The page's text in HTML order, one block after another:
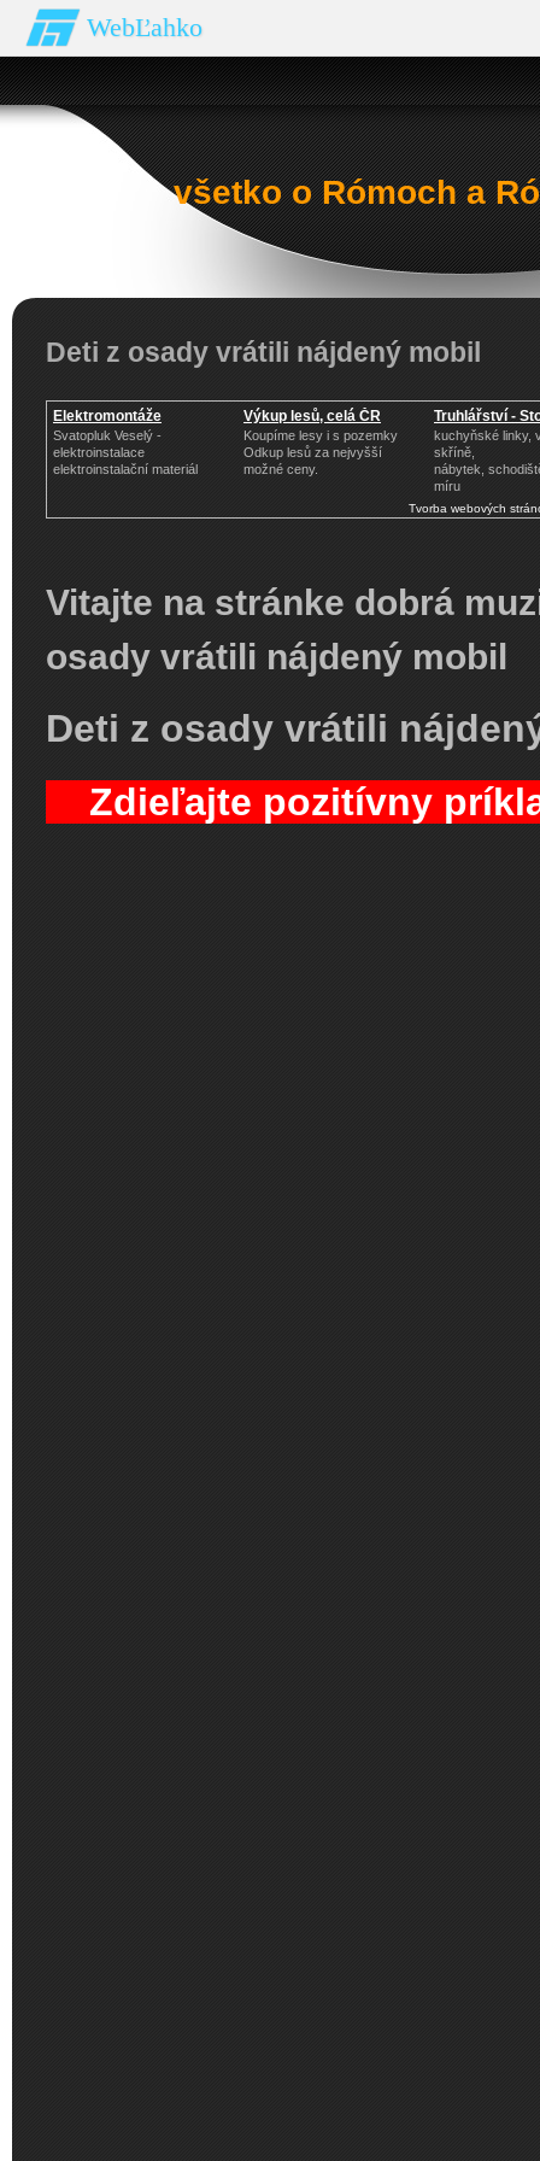
WebĽahko
všetko o Rómoch a
Deti z osady vrátili nájdený mobil
Elektromontáže
Svatopluk Veselý -
elektroinstalace
elektroinstalační materiál
Výkup lesů, celá ČR
Koupíme lesy i s pozemky
Odkup lesů za nejvyšší
možné ceny.
Truhlářství -
kuchyňské linky,
skříně,
nábytek,
míru
Tvorba webových
Vitajte na stránke dobrá
osady vrátili nájdený mobil
Deti z osady vrátili
Zdieľajte pozitívny